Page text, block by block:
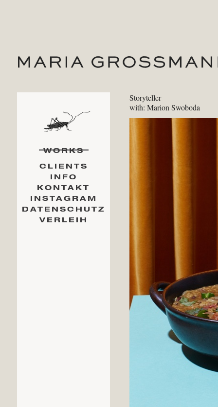
WORKS
CLIENTS
INFO
KONTAKT
INSTAGRAM
DATENSCHUTZ
VERLEIH
Storyteller
with: Marion Swoboda